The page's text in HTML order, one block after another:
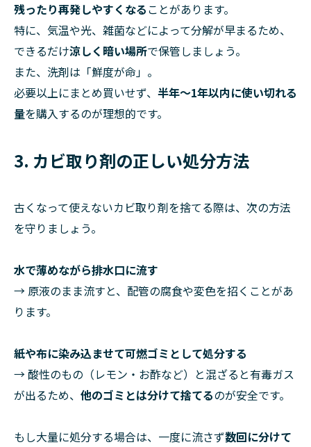
残ったり再発しやすくなることがあります。
特に、気温や光、雑菌などによって分解が早まるため、
できるだけ涼しく暗い場所で保管しましょう。
また、洗剤は「鮮度が命」。
必要以上にまとめ買いせず、 半年〜1年以内に使い切れる
量を購入するのが理想的です。
3. カビ取り剤の正しい処分方法
古くなって使えないカビ取り剤を捨てる際は、次の方法
を守りましょう。
水で薄めながら排水口に流す
→ 原液のまま流すと、配管の腐食や変色を招くことがあ
ります。
紙や布に染み込ませて可燃ゴミとして処分する
→ 酸性のもの（レモン・お酢など）と混ざると有毒ガス
が出るため、 他のゴミとは分けて捨てるのが安全です。
もし大量に処分する場合は、一度に流さず数回に分けて